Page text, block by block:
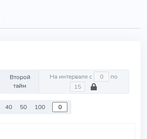
Второй
тайм
На интервале с по
40 50 100